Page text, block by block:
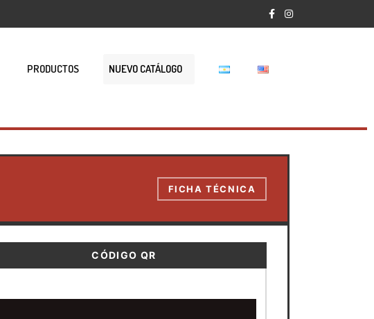
PRODUCTOS NUEVO CATÁLOGO
FICHA TÉCNICA
CÓDIGO QR